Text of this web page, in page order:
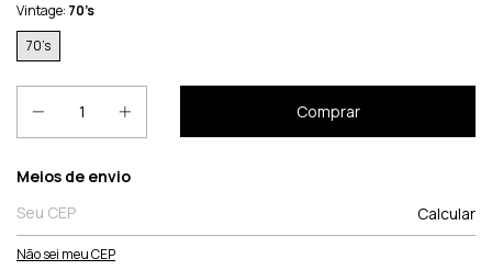
Vintage: 70’s
70’s
Entregas para o CEP:
Meios de envio
Calcular
Não sei meu CEP